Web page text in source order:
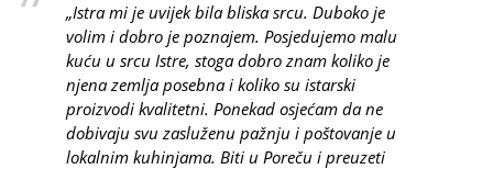
„Istra mi je uvijek bila bliska srcu. Duboko je
volim i dobro je poznajem. Posjedujemo malu
kuću u srcu Istre, stoga dobro znam koliko je
njena zemlja posebna i koliko su istarski
proizvodi kvalitetni. Ponekad osjećam da ne
dobivaju svu zasluženu pažnju i poštovanje u
lokalnim kuhinjama. Biti u Poreču i preuzeti